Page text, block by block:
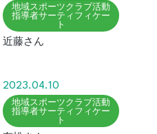
地域スポーツクラブ活動
指導者サーティフィケー
ト
近藤さん
2023.04.10
地域スポーツクラブ活動
指導者サーティフィケー
ト